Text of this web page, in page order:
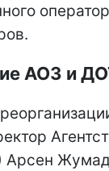
АОЗ и
Арсен